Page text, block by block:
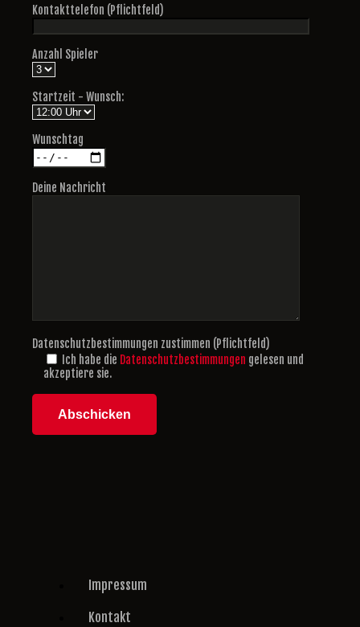
Kontakttelefon (Pflichtfeld)
Anzahl Spieler
Startzeit - Wunsch:
Wunschtag
Deine Nachricht
Datenschutzbestimmungen zustimmen (Pflichtfeld)
Ich habe die Datenschutzbestimmungen gelesen und
akzeptiere sie.
Impressum
Kontakt